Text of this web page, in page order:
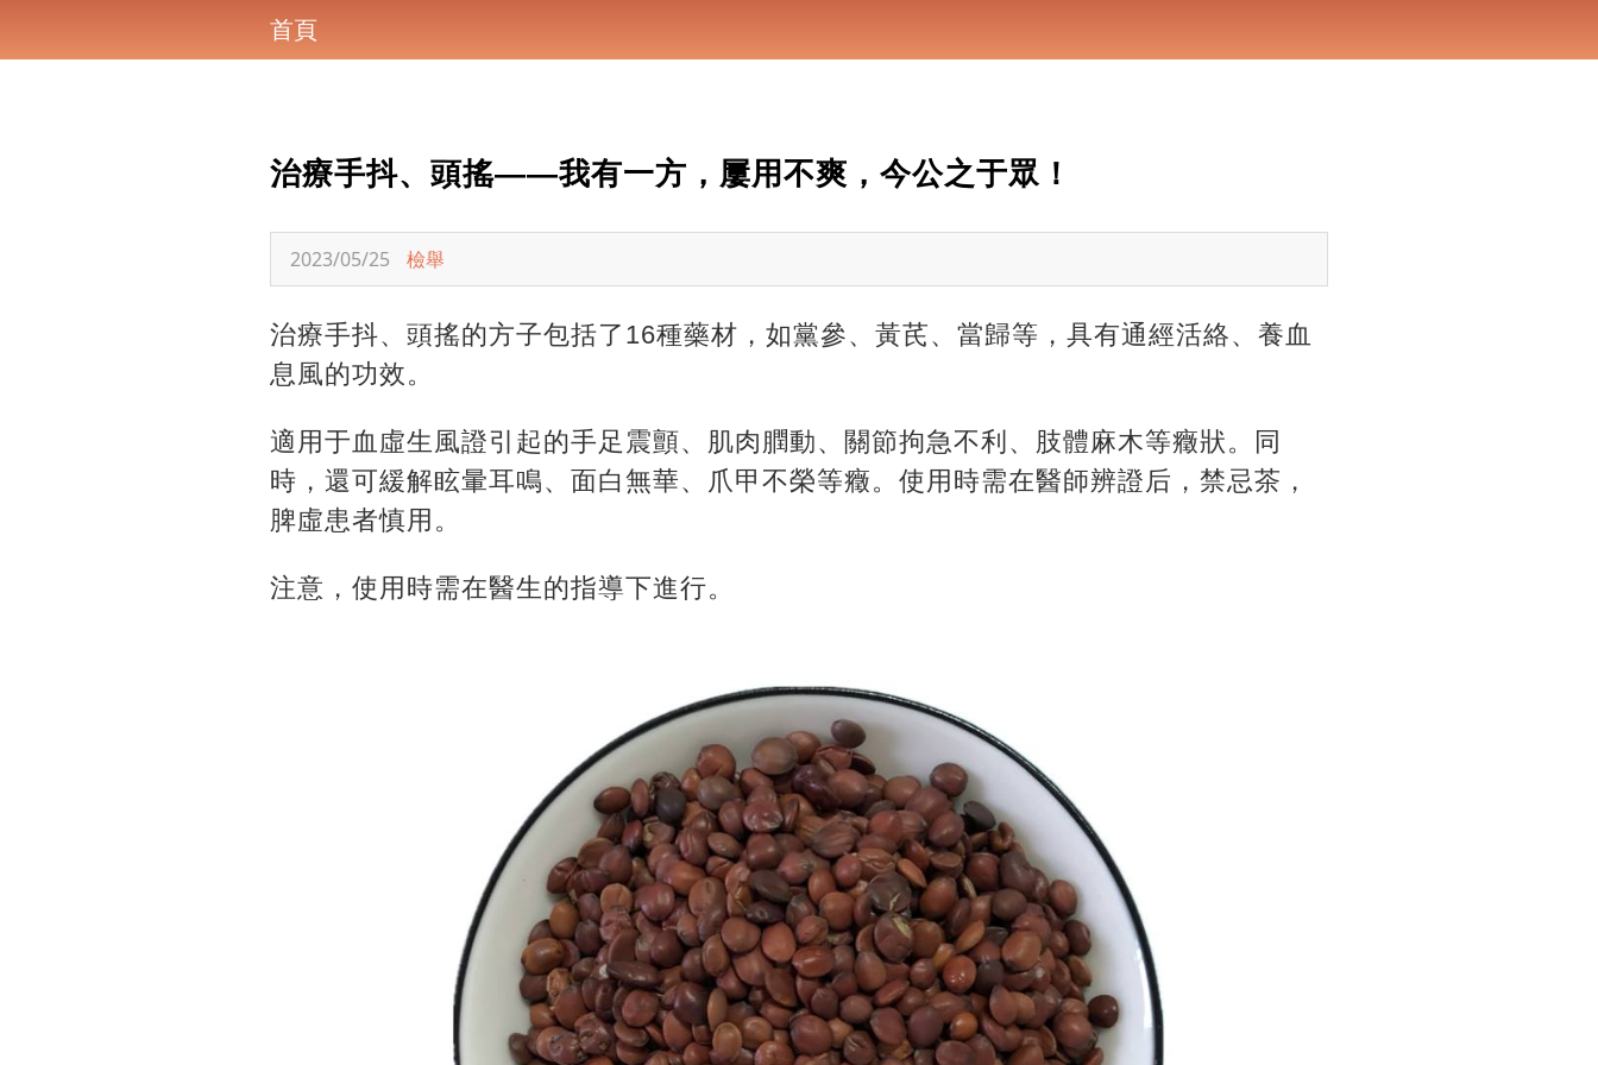
首頁
治療手抖、頭搖——我有一方，屢用不爽，今公之于眾！
2023/05/25 檢舉
治療手抖、頭搖的方子包括了16種藥材，如黨參、黃芪、當歸等，具有通經活絡、養血
息風的功效。
適用于血虛生風證引起的手足震顫、肌肉膶動、關節拘急不利、肢體麻木等癥狀。同
時，還可緩解眩暈耳鳴、面白無華、爪甲不榮等癥。使用時需在醫師辨證后，禁忌茶，
脾虛患者慎用。
注意，使用時需在醫生的指導下進行。